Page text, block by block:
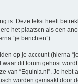
is. Deze tekst heeft
het plaatsen als een
“je berichten”).
op je account (hierna
dit forum gehost
van “Equinia.nl”. Je hebt
worden gemaakt door